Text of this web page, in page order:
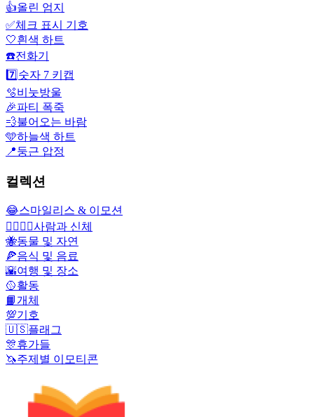
👍올린 엄지
✅체크 표시 기호
🤍흰색 하트
☎️전화기
7️⃣ 숫자 7 키캡
🫧비눗방울
🎉파티 폭죽
💨불어오는 바람
🩵하늘색 하트
📍둥근 압정
컬렉션
😂스마일리스 & 이모션
👩‍❤️‍💋‍👨사람과 신체
🐝동물 및 자연
🍕음식 및 음료
🌇여행 및 장소
🥎활동
📙개체
💯기호
🇺🇸플래그
🎊휴가들
🦄주제별 이모티콘